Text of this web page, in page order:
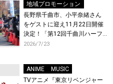
地域プロモーション
長野県千曲市、小平奈緒さん
をゲストに迎え11月22日開催
決定！「第12回千曲川ハーフ
マラソン」エントリー受付開
2026/7/23
ANIME
MUSIC
TVアニメ『東京リベンジャー